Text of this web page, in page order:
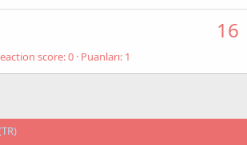
16
score 0 Puanları 1